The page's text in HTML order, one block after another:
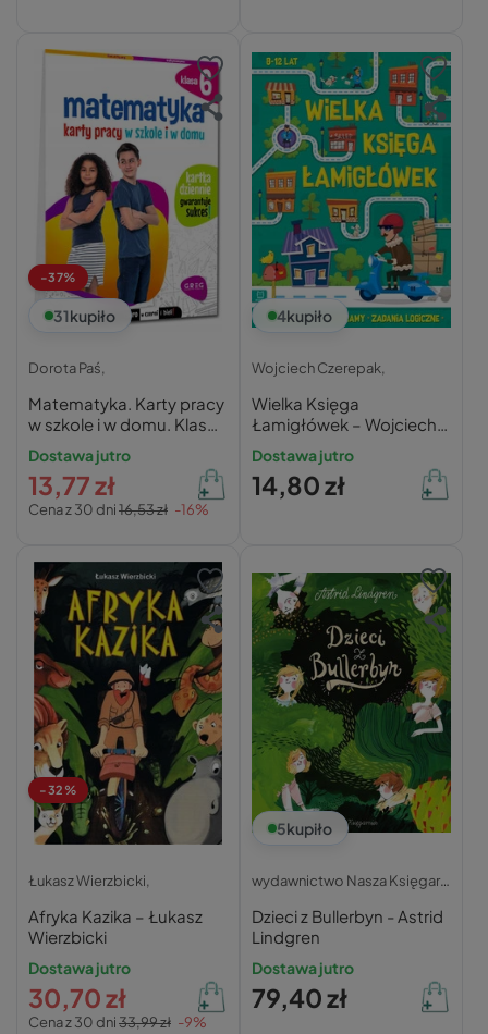
-37%
31kupiło
Dorota Paś,
Matematyka. Karty pracy
w szkole i w domu. Klasa
6
Dostawa jutro
Cena z 30 dni16,53 zł -16%
13,77 zł
4kupiło
Wojciech Czerepak,
Wielka Księga
Łamigłówek – Wojciech
Czerepak
Dostawa jutro
14,80 zł
-32%
Łukasz Wierzbicki,
Afryka Kazika – Łukasz
Wierzbicki
Dostawa jutro
Cena z 30 dni33,99 zł -9%
30,70 zł
5kupiło
wydawnictwo Nasza Księgarnia
Dzieci z Bullerbyn - Astrid
Lindgren
Dostawa jutro
79,40 zł